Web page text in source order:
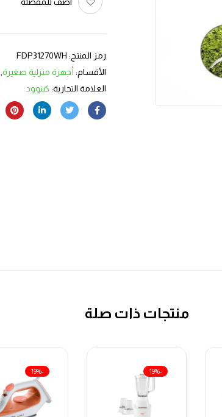
رمز المنتج: FDP31270WH
الأقسام: أجهزة منزلية صغيرة
العلامة التجارية: كينوود
منتجات ذات صلة
-19%
-19%